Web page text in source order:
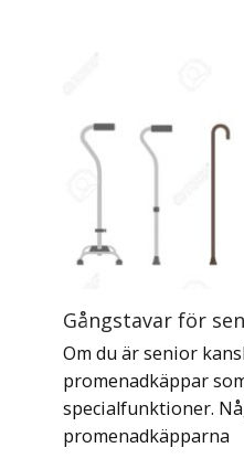
Gångstavar för
Om du är senior
promenadkäppar
specialfunktioner.
promenadkäpparna